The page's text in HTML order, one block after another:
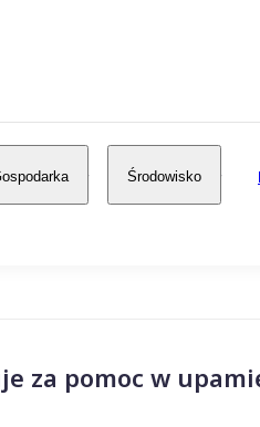
Środowisko
za pomoc w